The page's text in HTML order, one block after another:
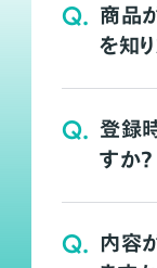
Q. 商品
を知
Q. 登録
すか？
Q. 内容